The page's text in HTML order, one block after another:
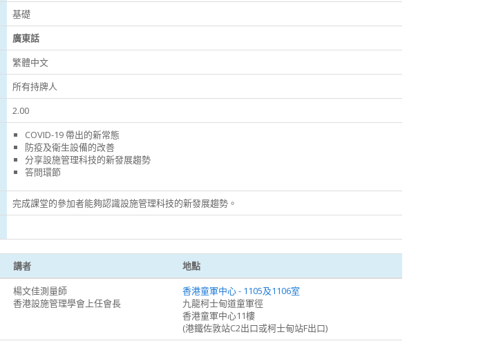
基礎
廣東話
繁體中文
所有持牌人
2.00
COVID-19 帶出的新常態
防疫及衛生設備的改善
分享設施管理科技的新發展趨勢
答問環節
完成課堂的參加者能夠認識設施管理科技的新發展趨勢。
講者
地點
楊文佳測量師
香港設施管理學會上任會長
香港童軍中心 - 1105及1106室
九龍柯士甸道童軍徑
香港童軍中心11樓
(港鐵佐敦站C2出口或柯士甸站F出口)